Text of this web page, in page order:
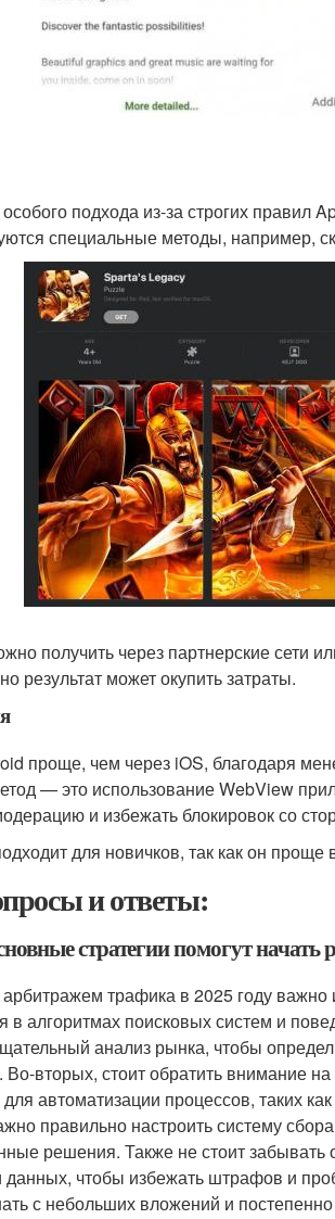
подхода из-за строгих
специальные методы, например,
получить через партнерские сети
результат может окупить затраты.
проще, чем через iOS, благодаря
— это использование WebView
и избежать блокировок со
для новичков, так как он
и ответы:
стратегии помогут начать
трафика в 2025 году важно
в алгоритмах поисковых систем и
анализ рынка, чтобы
Во-вторых, стоит обратить внимание
автоматизации процессов, таких
правильно настроить систему
решения. Также не стоит
данных, чтобы избежать штрафов и
с небольших вложений и